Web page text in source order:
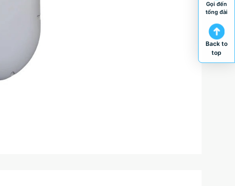
Gọi đến
tổng đài
Back to
top